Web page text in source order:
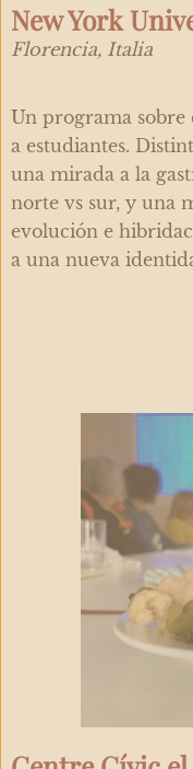
New York
Florencia, Italia
Un programa
a estudiantes.
una mirada a la
norte vs sur, y una
evolución e
a una nueva